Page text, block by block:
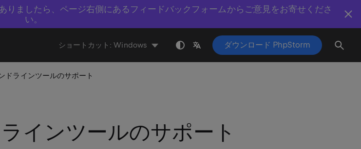
ましたら、ページ右側にあるフィードバックフォームからご意見をお寄せくださ
い。
ショートカット:Windows ダウンロード PhpStorm
ドラインツールのサポート
インツールのサポート